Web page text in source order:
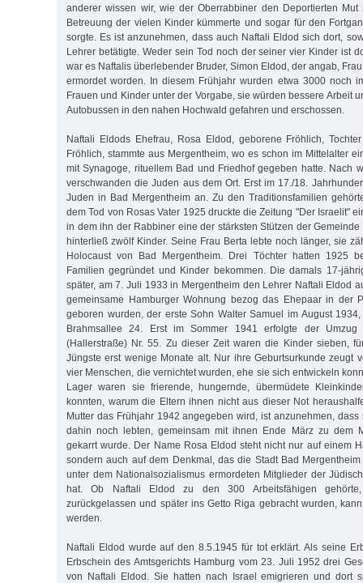
anderer wissen wir, wie der Oberrabbiner den Deportierten
Betreuung der vielen Kinder kümmerte und sogar für den
sorgte. Es ist anzunehmen, dass auch Naftali Eldod sich dort,
Lehrer betätigte. Weder sein Tod noch der seiner vier Kinder ist
war es Naftalis überlebender Bruder, Simon Eldod, der angab,
ermordet worden. In diesem Frühjahr wurden etwa 3000 noch
Frauen und Kinder unter der Vorgabe, sie würden bessere Arbeit
Autobussen in den nahen Hochwald gefahren und erschossen.
Naftali Eldods Ehefrau, Rosa Eldod, geborene Fröhlich,
Fröhlich, stammte aus Mergentheim, wo es schon im Mittelalter
mit Synagoge, rituellem Bad und Friedhof gegeben hatte. Nach
verschwanden die Juden aus dem Ort. Erst im 17./18.
Juden in Bad Mergentheim an. Zu den Traditionsfamilien
dem Tod von Rosas Vater 1925 druckte die Zeitung "Der Israelit"
in dem ihn der Rabbiner eine der stärksten Stützen der
hinterließ zwölf Kinder. Seine Frau Berta lebte noch länger, sie
Holocaust von Bad Mergentheim. Drei Töchter hatten 1925
Familien gegründet und Kinder bekommen. Die damals 17-
später, am 7. Juli 1933 in Mergentheim den Lehrer Naftali Eldod
gemeinsame Hamburger Wohnung bezog das Ehepaar in der
geboren wurden, der erste Sohn Walter Samuel im August
Brahmsallee 24. Erst im Sommer 1941 erfolgte der Umzug
(Hallerstraße) Nr. 55. Zu dieser Zeit waren die Kinder sieben,
Jüngste erst wenige Monate alt. Nur ihre Geburtsurkunde zeugt
vier Menschen, die vernichtet wurden, ehe sie sich entwickeln
Lager waren sie frierende, hungernde, übermüdete
konnten, warum die Eltern ihnen nicht aus dieser Not
Mutter das Frühjahr 1942 angegeben wird, ist anzunehmen,
dahin noch lebten, gemeinsam mit ihnen Ende März zu dem
gekarrt wurde. Der Name Rosa Eldod steht nicht nur auf einem
sondern auch auf dem Denkmal, das die Stadt Bad
unter dem Nationalsozialismus ermordeten Mitglieder der
hat. Ob Naftali Eldod zu den 300 Arbeitsfähigen
zurückgelassen und später ins Getto Riga gebracht wurden,
werden.
Naftali Eldod wurde auf den 8.5.1945 für tot erklärt. Als seine
Erbschein des Amtsgerichts Hamburg vom 23. Juli 1952 drei
von Naftali Eldod. Sie hatten nach Israel emigrieren und dort